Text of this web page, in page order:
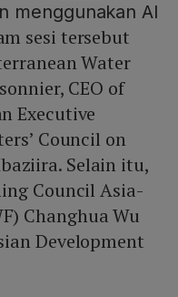
menggunakan AI
sesi tersebut
Water
CEO of
Executive
Council on
Selain itu,
Council Asia-
Changhua Wu
Development